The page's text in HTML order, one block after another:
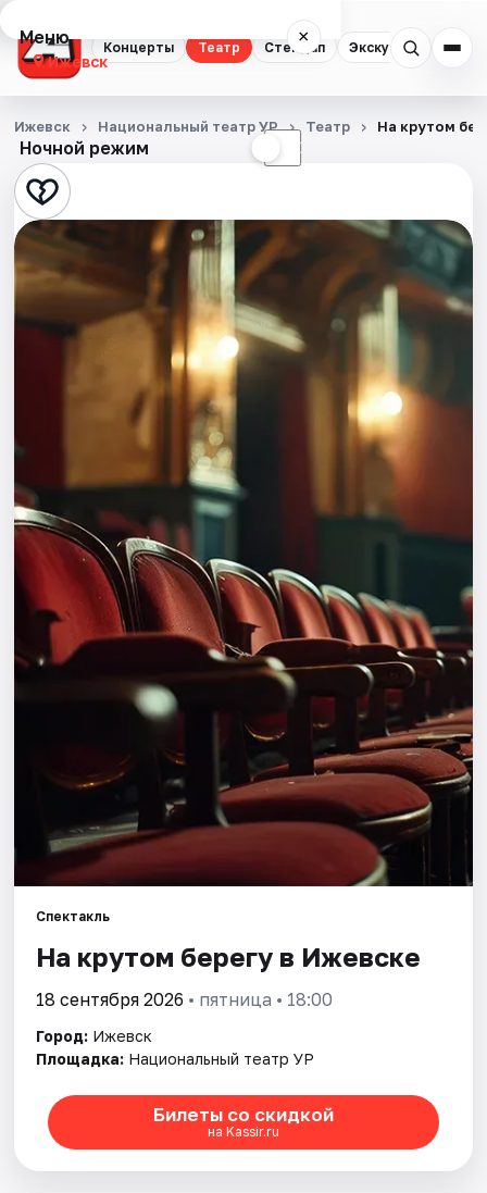
Концерты Театр Стендап Экскурсии
Меню ×
Ижевск
Концерты
Театр
Стендап
Экскурсии
Спорт
Города
Площадки
Артисты
Рейтинги
Ночной режим ☾
Ижевск Национальный театр УР Театр На крутом
Спектакль
На крутом берегу в Ижевске
18 сентября 2026 • пятница • 18:00
Город: Ижевск
Площадка: Национальный театр УР
Билеты со скидкой
на Kassir.ru